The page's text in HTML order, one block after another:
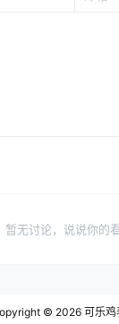
暂无讨论，说说你的
© 2026 可乐鸡